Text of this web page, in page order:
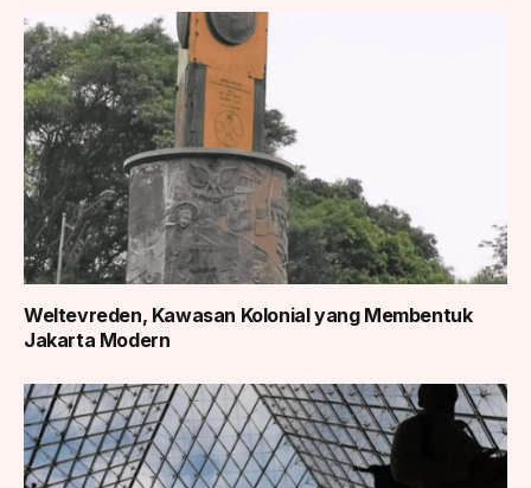
Weltevreden, Kawasan Kolonial yang Membentuk
Jakarta Modern